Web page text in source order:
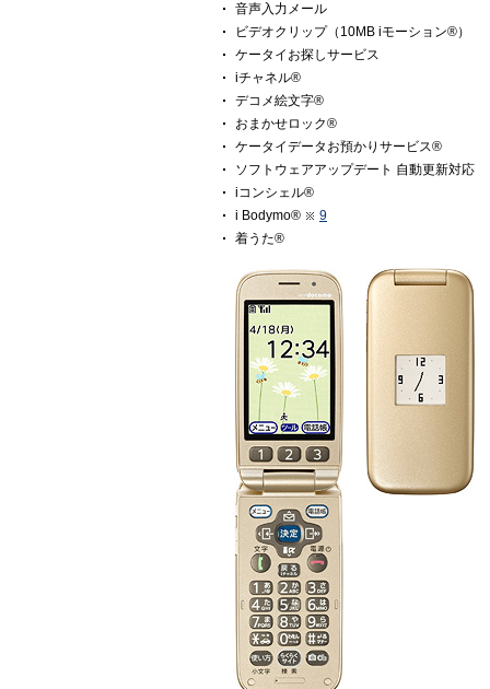
音声入力メール
ビデオクリップ（10MB iモーション®）
ケータイお探しサービス
iチャネル®
デコメ絵文字®
おまかせロック®
ケータイデータお預かりサービス®
ソフトウェアアップデート 自動更新対応
iコンシェル®
i Bodymo®
9
着うた®